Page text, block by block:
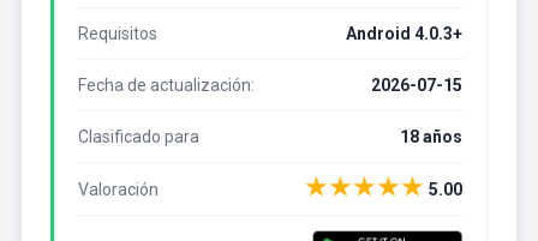
Requisitos Android 4.0.3+
Fecha de actualización: 2026-07-15
Clasificado para 18 años
Valoración ★★★★★ 5.00